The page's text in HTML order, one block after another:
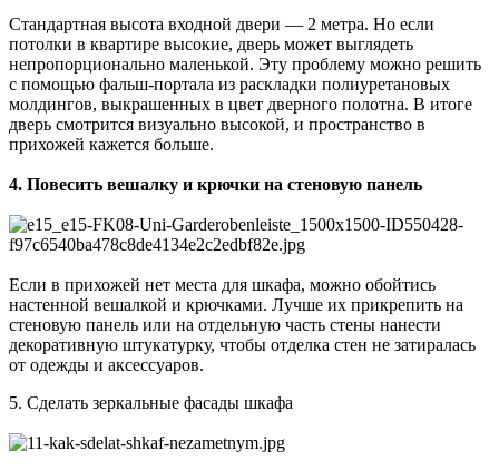
Стандартная высота входной двери — 2 метра. Но если
потолки в квартире высокие, дверь может выглядеть
непропорционально маленькой. Эту проблему можно решить
с помощью фальш-портала из раскладки полиуретановых
молдингов, выкрашенных в цвет дверного полотна. В итоге
дверь смотрится визуально высокой, и пространство в
прихожей кажется больше.
4. Повесить вешалку и крючки на стеновую панель
Если в прихожей нет места для шкафа, можно обойтись
настенной вешалкой и крючками. Лучше их прикрепить на
стеновую панель или на отдельную часть стены нанести
декоративную штукатурку, чтобы отделка стен не затиралась
от одежды и аксессуаров.
5. Сделать зеркальные фасады шкафа